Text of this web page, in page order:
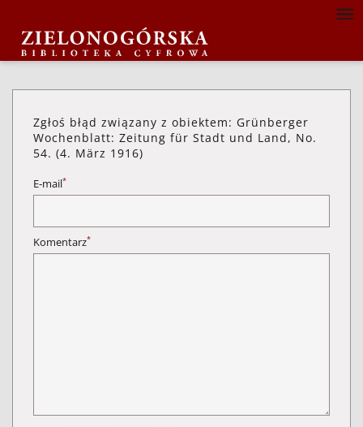
Zgłoś błąd związany z obiektem: Grünberger
Wochenblatt: Zeitung für Stadt und Land, No.
54. (4. März 1916)
E-mail*
Komentarz*